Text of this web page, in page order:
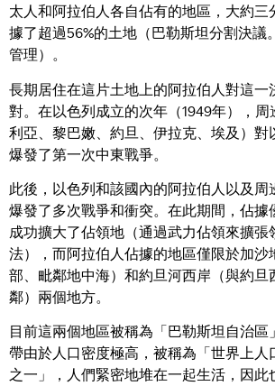
太人和阿拉伯人各自佔有的地區，大約三
據了超過56%的土地（巴勒斯坦分割決議
管理）。
長期居住在這片土地上的阿拉伯人對這一
對。在以色列成立的次年（1949年），
利亞、黎巴嫩、約旦、伊拉克、埃及）對
爆發了第一次中東戰爭。
此後，以色列和該國內的阿拉伯人以及周
爆發了多次戰爭和衝突。在此期間，佔據
成功擴大了佔領地（通過武力佔領來擴張
法），而阿拉伯人佔據的地區僅限於加沙
部、毗鄰地中海）和約旦河西岸（與約旦
鄰）兩個地方。
目前這兩個地區被稱為「巴勒斯坦自治區
帶由於人口密度極高，被稱為「世界上人
之一」，人們緊密地堆在一起生活，因此